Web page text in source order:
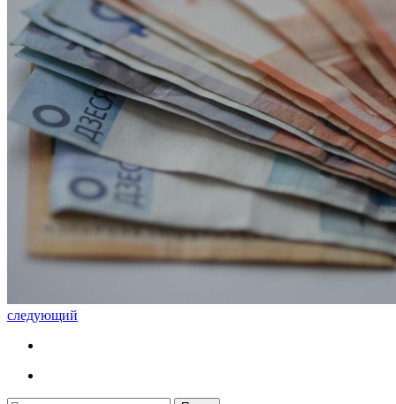
следующий